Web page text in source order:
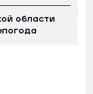
области